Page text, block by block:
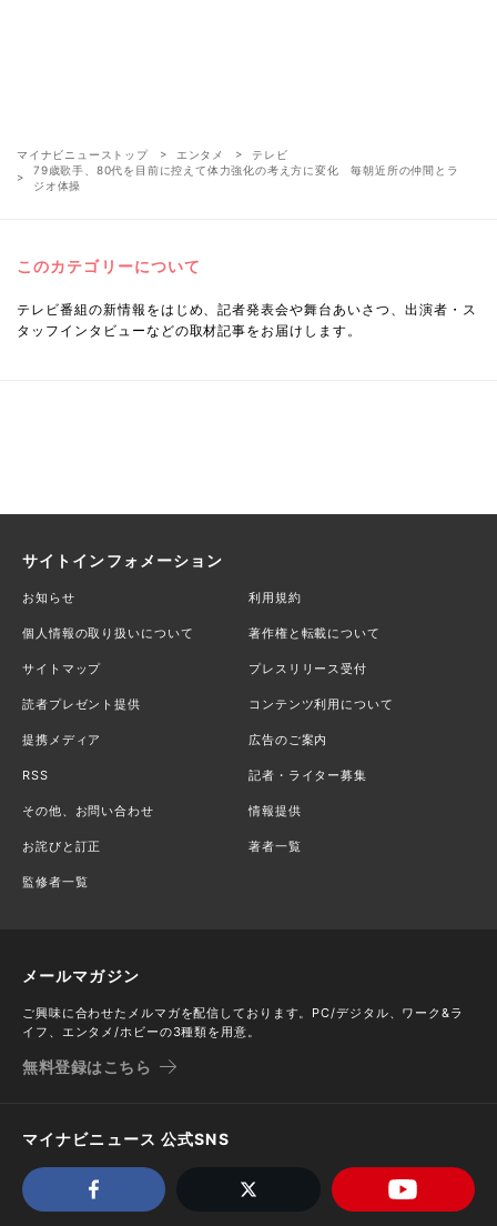
マイナビニューストップ エンタメ
テレビ
79歳歌手、80代を目前に控えて体力強化の考え方に変化 毎朝近所の仲間とラ
ジオ体操
このカテゴリーについて
テレビ番組の新情報をはじめ、記者発表会や舞台あいさつ、出演者・ス
タッフインタビューなどの取材記事をお届けします。
サイトインフォメーション
お知らせ 利用規約
個人情報の取り扱いについて 著作権と転載について
サイトマップ プレスリリース受付
読者プレゼント提供 コンテンツ利用について
提携メディア 広告のご案内
RSS 記者・ライター募集
その他、お問い合わせ 情報提供
お詫びと訂正 著者一覧
監修者一覧
メールマガジン
ご興味に合わせたメルマガを配信しております。PC/デジタル、ワーク&ラ
イフ、エンタメ/ホビーの3種類を用意。
無料登録はこちら
マイナビニュース 公式SNS